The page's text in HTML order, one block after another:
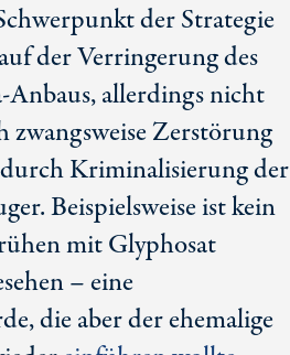
der Strategie
der Verringerung des
Anbaus, allerdings nicht
zwangsweise Zerstörung
Kriminalisierung der
Beispielsweise ist kein
mit Glyphosat
– eine
die aber der ehemalige